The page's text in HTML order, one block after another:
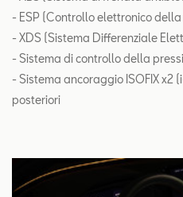
- ESP (Controllo elettronico
- XDS (Sistema Differenziale
- Sistema di controllo della
- Sistema ancoraggio ISOFIX x2
posteriori